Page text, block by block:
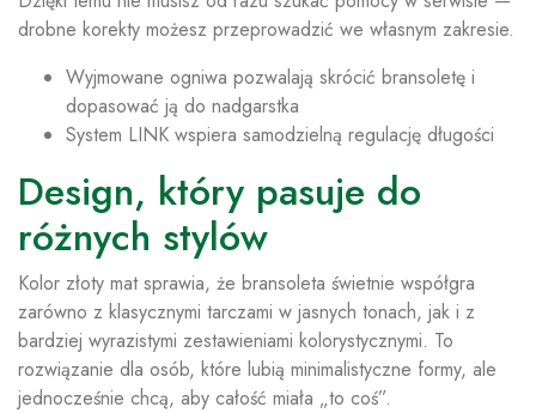
drobne korekty możesz przeprowadzić we własnym zakresie.
Wyjmowane ogniwa pozwalają skrócić bransoletę i
dopasować ją do nadgarstka
System LINK wspiera samodzielną regulację długości
Design, który pasuje do
różnych stylów
Kolor złoty mat sprawia, że bransoleta świetnie współgra
zarówno z klasycznymi tarczami w jasnych tonach, jak i z
bardziej wyrazistymi zestawieniami kolorystycznymi. To
rozwiązanie dla osób, które lubią minimalistyczne formy, ale
jednocześnie chcą, aby całość miała „to coś”.